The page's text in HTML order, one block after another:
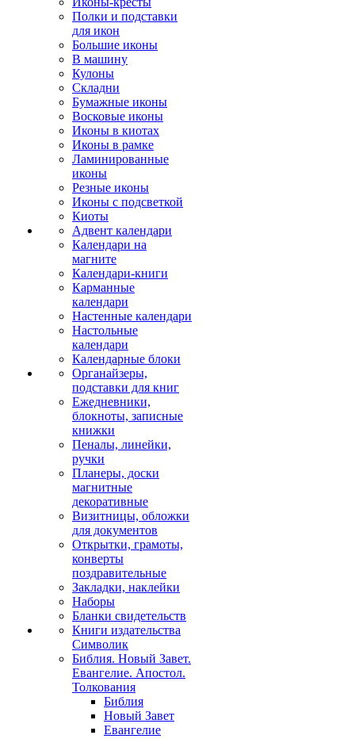
Полки и подставки
для икон
Большие иконы
В машину
Кулоны
Складни
Бумажные иконы
Восковые иконы
Иконы в киотах
Иконы в рамке
Ламинированные
иконы
Резные иконы
Иконы с подсветкой
Киоты
Адвент календари
Календари на
магните
Календари-книги
Карманные
календари
Настенные календари
Настольные
календари
Календарные блоки
Органайзеры,
подставки для книг
Ежедневники,
блокноты, записные
книжки
Пеналы, линейки,
ручки
Планеры, доски
магнитные
декоративные
Визитницы, обложки
для документов
Открытки, грамоты,
конверты
поздравительные
Закладки, наклейки
Наборы
Бланки свидетельств
Книги издательства
Символик
Библия. Новый Завет.
Евангелие. Апостол.
Толкования
Библия
Новый Завет
Евангелие